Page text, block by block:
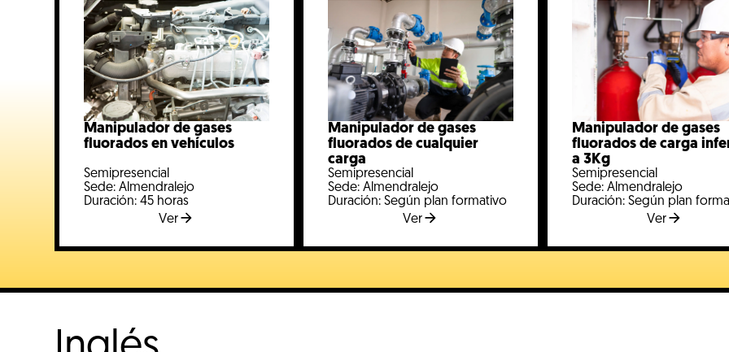
Manipulador de gases
fluorados en vehículos
Semipresencial
Sede: Almendralejo
Duración: 45 horas
Ver
Manipulador de gases
fluorados de cualquier
carga
Semipresencial
Sede: Almendralejo
Duración: Según plan formativo
Ver
Manipulador de gases
fluorados de carga
a 3Kg
Semipresencial
Sede: Almendralejo
Duración: Según plan
Ver